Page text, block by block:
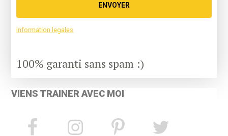
ENVOYER
information legales
100% garanti sans spam :)
VIENS TRAINER AVEC MOI